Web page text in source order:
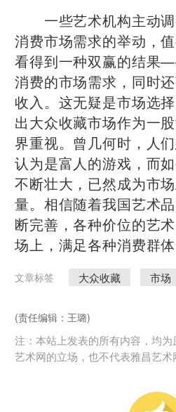
一些艺术机构主动调
消费市场需求的举动，
看得到一种双赢的结果
消费的市场需求，同时
收入。这无疑是市场选
出大众收藏市场作为一
界重视。曾几何时，人
认为是富人的游戏，而
不断壮大，已然成为市
量。相信随着我国艺术
断完善，各种价位的艺
场上，满足各种消费群体
文章标签 大众收藏 市场
(责任编辑：王璐)
注：本站上发表的所有内容，均
艺术网的立场，也不代表雅昌艺术